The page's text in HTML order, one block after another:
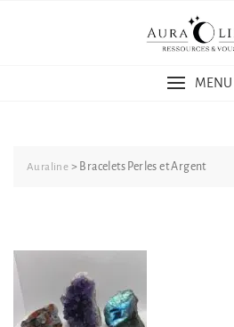
MENU
Auraline > Bracelets Perles et Argent